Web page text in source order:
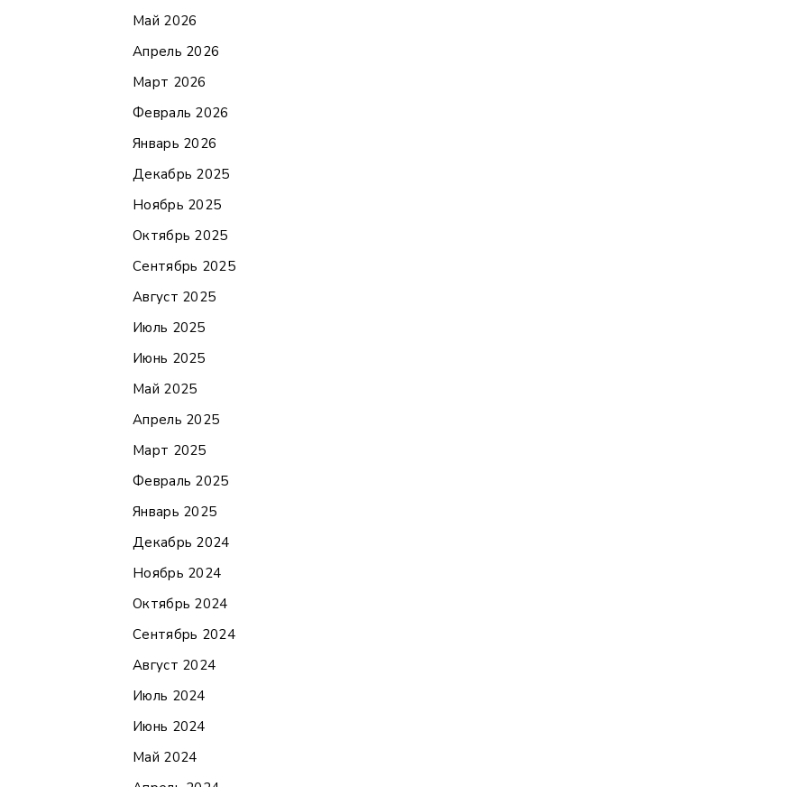
Май 2026
Апрель 2026
Март 2026
Февраль 2026
Январь 2026
Декабрь 2025
Ноябрь 2025
Октябрь 2025
Сентябрь 2025
Август 2025
Июль 2025
Июнь 2025
Май 2025
Апрель 2025
Март 2025
Февраль 2025
Январь 2025
Декабрь 2024
Ноябрь 2024
Октябрь 2024
Сентябрь 2024
Август 2024
Июль 2024
Июнь 2024
Май 2024